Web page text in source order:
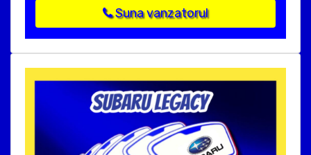
Suna vanzatorul